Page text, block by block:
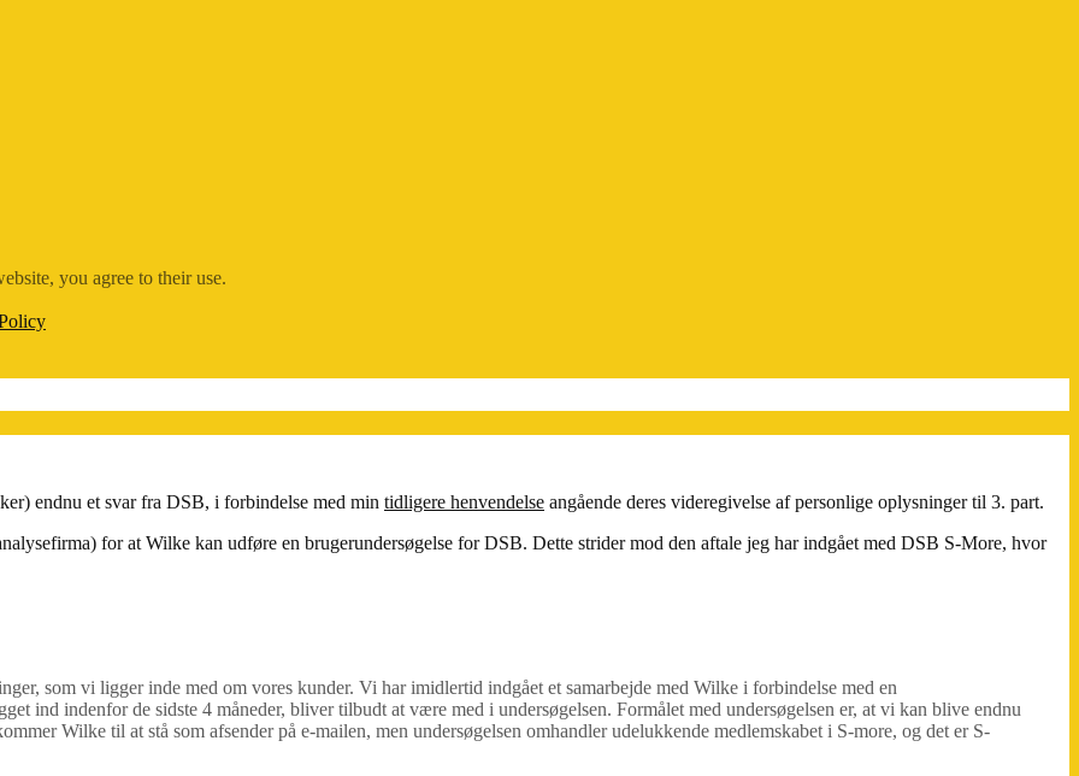
you agree to their use.
endnu et svar fra DSB, i forbindelse med min tidligere henvendelse angående deres videregivelse af personlige oplysninger til 3. part.
for at Wilke kan udføre en brugerundersøgelse for DSB. Dette strider mod den aftale jeg har indgået med DSB S-More, hvor
som vi ligger inde med om vores kunder. Vi har imidlertid indgået et samarbejde med Wilke i forbindelse med en
ind indenfor de sidste 4 måneder, bliver tilbudt at være med i undersøgelsen. Formålet med undersøgelsen er, at vi kan blive endnu
Wilke til at stå som afsender på e-mailen, men undersøgelsen omhandler udelukkende medlemskabet i S-more, og det er S-